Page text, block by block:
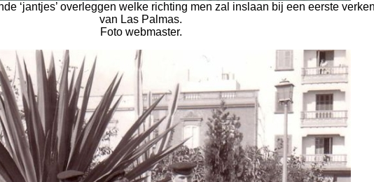
‘jantjes’ overleggen welke richting men zal inslaan bij een eerste
van Las Palmas.
Foto webmaster.